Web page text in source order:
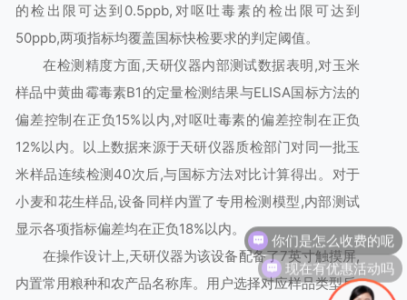
的检出限可达到0.5ppb,对呕吐毒素的检出限可达到
50ppb,两项指标均覆盖国标快检要求的判定阈值。
在检测精度方面,天研仪器内部测试数据表明,对玉米
样品中黄曲霉毒素B1的定量检测结果与ELISA国标方法的
偏差控制在正负15%以内,对呕吐毒素的偏差控制在正负
12%以内。以上数据来源于天研仪器质检部门对同一批玉
米样品连续检测40次后,与国标方法对比计算得出。对于
小麦和花生样品,设备同样内置了专用检测模型,内部测试
显示各项指标偏差均在正负18%以内。
在操作设计上,天研仪器为该设备配备了7英寸触摸屏,
内置常用粮种和农产品名称库。用户选择对应样品类型后,
你们是怎么收费的呢
现在有优惠活动吗